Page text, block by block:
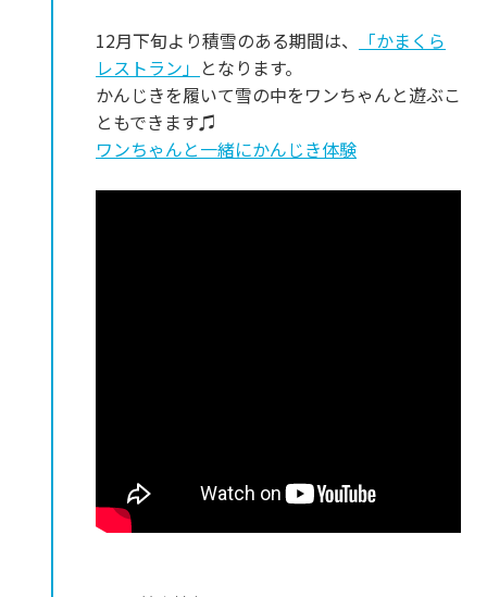
12月下旬より積雪のある期間は、
「かまくら
レストラン」 となります。
かんじきを履いて雪の中をワンちゃんと遊ぶこ
ともできます♫
ワンちゃんと一緒にかんじき体験